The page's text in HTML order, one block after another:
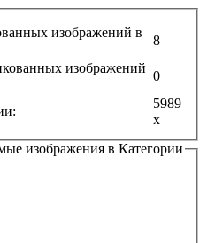
изображений в
8
изображений
0
5989
x
изображения в Категории